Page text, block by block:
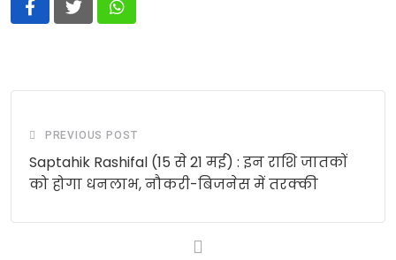
Whatsapp
PREVIOUS POST
Saptahik Rashifal (15 से 21 मई) : इन राशि जातकों
को होगा धनलाभ, नौकरी-बिजनेस में तरक्‍की